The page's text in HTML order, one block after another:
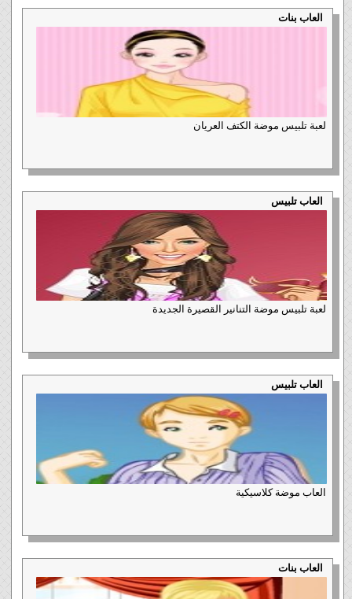
العاب بنات
لعبة تلبيس موضة الكتف العريان
العاب تلبيس
لعبة تلبيس موضة التنانير القصيرة الجديدة
العاب تلبيس
العاب موضة كلاسيكية
العاب بنات